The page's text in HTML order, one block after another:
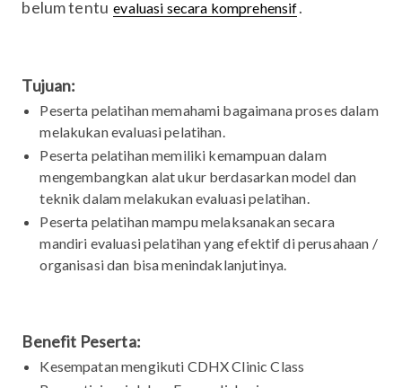
belum tentu evaluasi secara komprehensif.
Tujuan:
Peserta pelatihan memahami bagaimana proses dalam
melakukan evaluasi pelatihan.
Peserta pelatihan memiliki kemampuan dalam
mengembangkan alat ukur berdasarkan model dan
teknik dalam melakukan evaluasi pelatihan.
Peserta pelatihan mampu melaksanakan secara
mandiri evaluasi pelatihan yang efektif di perusahaan /
organisasi dan bisa menindaklanjutinya.
Benefit Peserta:
Kesempatan mengikuti CDHX Clinic Class